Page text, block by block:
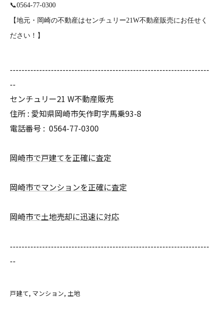
📞0564-77-0300
【地元・岡崎の不動産はセンチュリー21W不動産販売にお任せく
ださい！】
--------------------------------------------------------------------
--
センチュリー21 W不動産販売
住所 : 愛知県岡崎市矢作町字馬乗93-8
電話番号 : 0564-77-0300
岡崎市で戸建てを正確に査定
岡崎市でマンションを正確に査定
岡崎市で土地売却に迅速に対応
--------------------------------------------------------------------
--
戸建て マンション 土地